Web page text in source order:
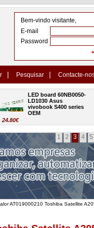
Bem-vindo visitante,
E-mail
Password
| Pesquisar | Contacte-
LED board 60NB0050-
LD1030 Asus
vivobook S400 series
OEM
1 2 3 4 5
AT019000210 Toshiba Satellite